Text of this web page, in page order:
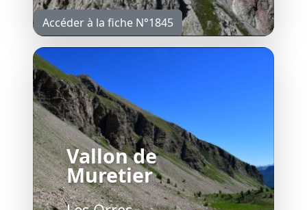
Accéder à la fiche N°1845
Vallon de
Muretier